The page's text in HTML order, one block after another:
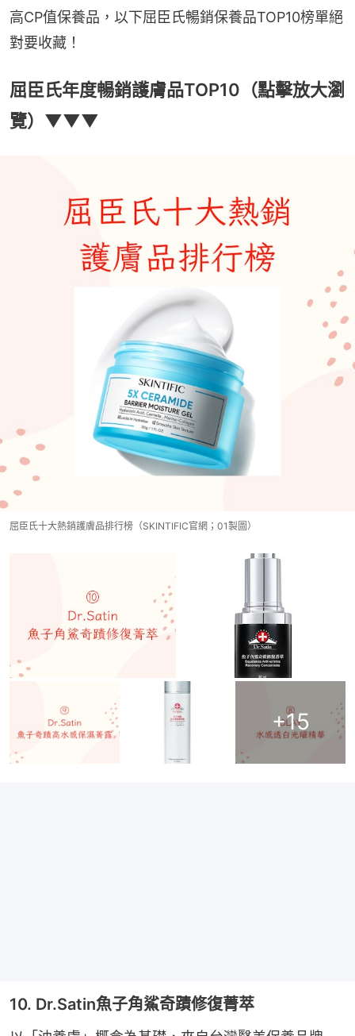
高CP值保養品，以下屈臣氏暢銷保養品TOP10榜單絕
對要收藏！
屈臣氏年度暢銷護膚品TOP10（點擊放大瀏
覽）▼▼▼
屈臣氏十大熱銷護膚品排行榜（SKINTIFIC官網；01製圖）
+15
10. Dr.Satin魚子角鯊奇蹟修復菁萃